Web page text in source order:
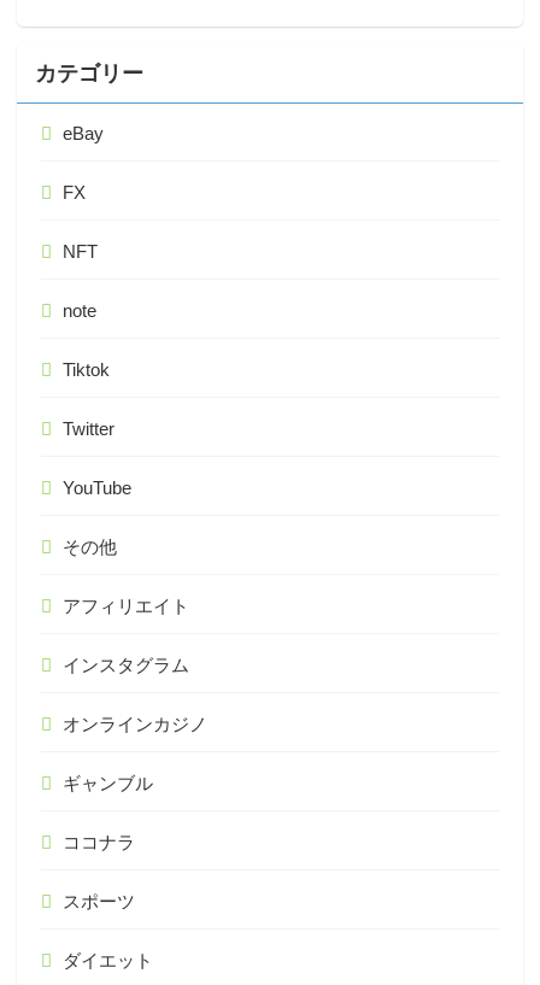
カテゴリー
eBay
FX
NFT
note
Tiktok
Twitter
YouTube
その他
アフィリエイト
インスタグラム
オンラインカジノ
ギャンブル
ココナラ
スポーツ
ダイエット